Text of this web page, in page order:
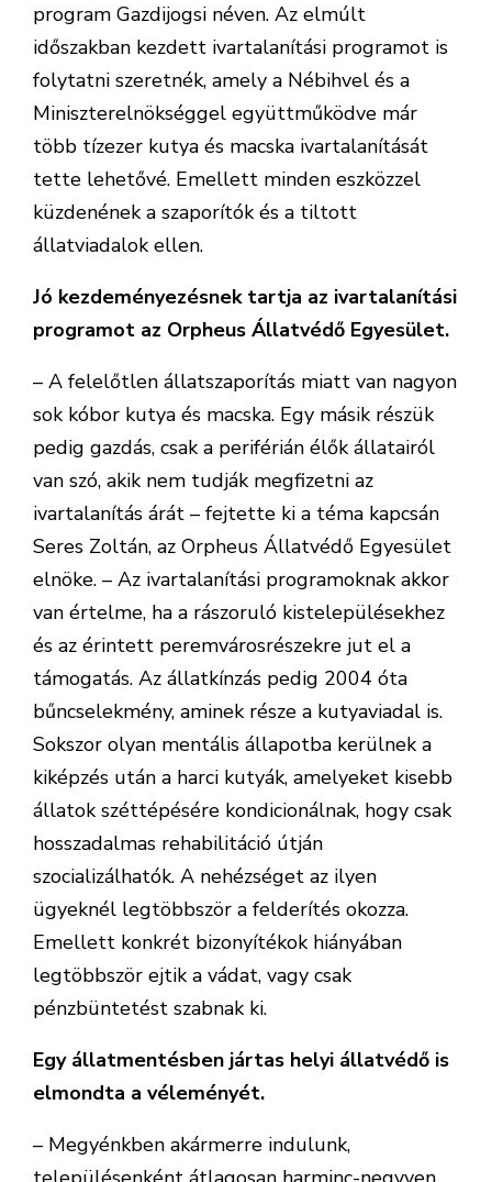
program Gazdijogsi néven. Az elmúlt
időszakban kezdett ivartalanítási programot is
folytatni szeretnék, amely a Nébih­vel és a
Miniszterelnökséggel együttműködve már
több tízezer kutya és macska ivartalanítását
tette lehetővé. Emellett minden eszközzel
küzdenének a szaporítók és a tiltott
állatviadalok ellen.
Jó kezdeményezésnek tartja az ivartalanítási
programot az Orpheus Állatvédő Egyesület.
– A felelőtlen állatszaporítás miatt van nagyon
sok kóbor kutya és macska. Egy másik részük
pedig gazdás, csak a periférián élők állatairól
van szó, akik nem tudják megfizetni az
ivartalanítás árát – fejtette ki a téma kapcsán
Seres Zoltán, az Orpheus Állatvédő Egyesület
elnöke. – Az ivartalanítási programoknak akkor
van értelme, ha a rászoruló kistelepülésekhez
és az érintett peremvárosrészekre jut el a
támogatás. Az állatkínzás pedig 2004 óta
bűncselekmény, aminek része a kutyaviadal is.
Sokszor olyan mentális állapotba kerülnek a
kiképzés után a harci kutyák, amelyeket kisebb
állatok széttépésére kondicionálnak, hogy csak
hosszadalmas rehabilitáció útján
szocializálhatók. A nehézséget az ilyen
ügyeknél legtöbbször a felderítés okozza.
Emellett konkrét bizonyítékok hiányában
legtöbbször ejtik a vádat, vagy csak
pénzbüntetést szabnak ki.
Egy állatmentésben jártas helyi állatvédő is
elmondta a véleményét.
– Megyénkben akármerre indulunk,